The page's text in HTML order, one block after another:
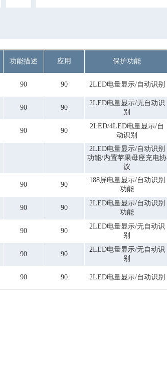
功能描述 应用 保护功能
90 90 2LED电量显示/自动识别
90 90
2LED电量显示/无自动识
别
90 90
2LED/4LED电量显示/自
动识别
2LED电量显示/自动识别
功能/内置苹果母座充电协
议
90 90
188屏电量显示/自动识别
功能
90 90
2LED电量显示/自动识别
功能
90 90
2LED电量显示/无自动识
别
90 90
2LED电量显示/无自动识
别
90 90 2LED电量显示/自动识别